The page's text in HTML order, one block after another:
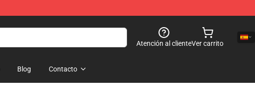
Atención al clienteVer carrito
Blog Contacto